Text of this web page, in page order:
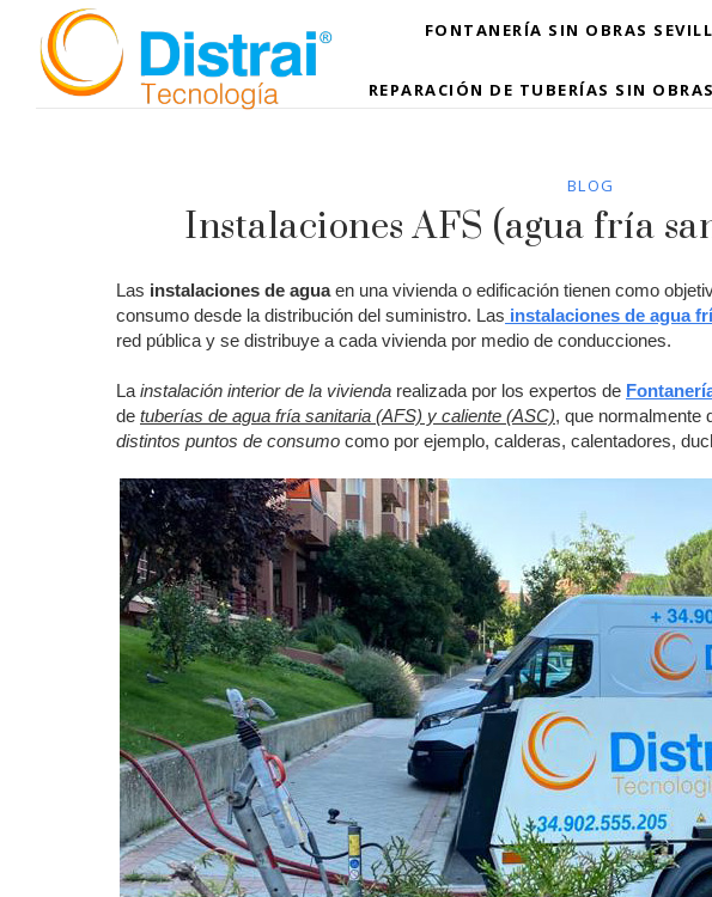
FONTANERÍA SIN OBRAS
REPARACIÓN DE TUBERÍAS SIN
BLOG
Instalaciones AFS (agua fría
Las instalaciones de aguaen una vivienda o edificación tienen como
consumo desde la distribución del suministro. Las instalaciones de agua
red pública y se distribuye a cada vivienda por medio de conducciones.
La instalación interior de la vivienda realizada por los expertos de
de tuberías de agua fría sanitaria (AFS) y caliente (ASC), que normalmente
distintos puntos de consumo como por ejemplo, calderas, calentadores,